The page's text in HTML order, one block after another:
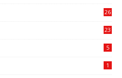
26
23
5
1